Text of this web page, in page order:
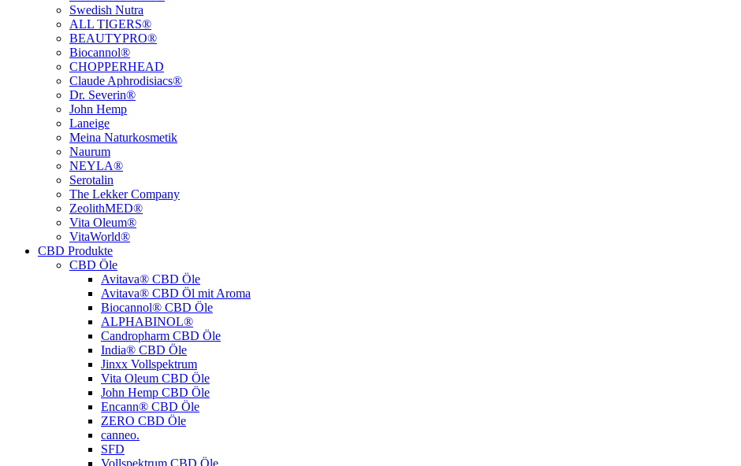
Swedish Nutra
ALL TIGERS®
BEAUTYPRO®
Biocannol®
CHOPPERHEAD
Claude Aphrodisiacs®
Dr. Severin®
John Hemp
Laneige
Meina Naturkosmetik
Naurum
NEYLA®
Serotalin
The Lekker Company
ZeolithMED®
Vita Oleum®
VitaWorld®
CBD Produkte
CBD Öle
Avitava® CBD Öle
Avitava® CBD Öl mit Aroma
Biocannol® CBD Öle
ALPHABINOL®
Candropharm CBD Öle
India® CBD Öle
Jinxx Vollspektrum
Vita Oleum CBD Öle
John Hemp CBD Öle
Encann® CBD Öle
ZERO CBD Öle
canneo.
SFD
Vollspektrum CBD Öle